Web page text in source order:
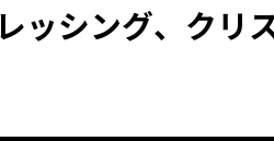
ッシング、クリ